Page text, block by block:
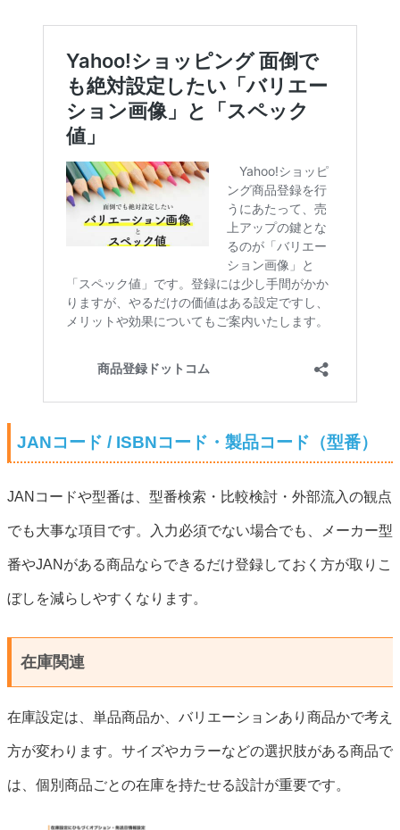
JANコード / ISBNコード・製品コード（型番）
JANコードや型番は、型番検索・比較検討・外部流入の観点
でも大事な項目です。入力必須でない場合でも、メーカー型
番やJANがある商品ならできるだけ登録しておく方が取りこ
ぼしを減らしやすくなります。
在庫関連
在庫設定は、単品商品か、バリエーションあり商品かで考え
方が変わります。サイズやカラーなどの選択肢がある商品で
は、個別商品ごとの在庫を持たせる設計が重要です。